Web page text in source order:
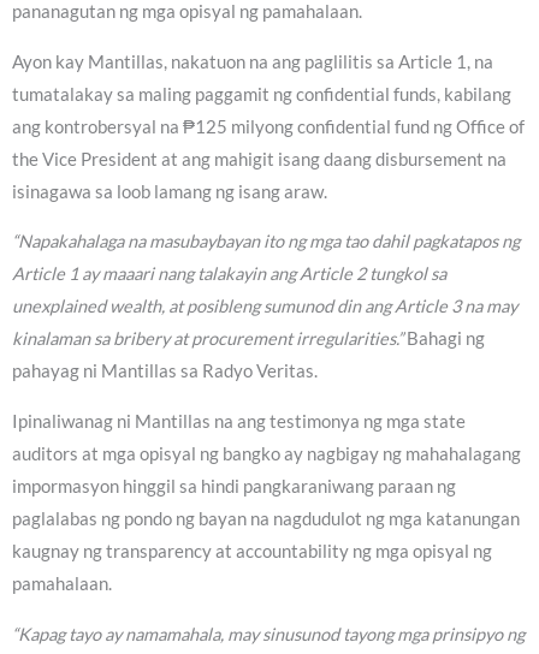
pananagutan ng mga opisyal ng pamahalaan.
Ayon kay Mantillas, nakatuon na ang paglilitis sa Article 1, na
tumatalakay sa maling paggamit ng confidential funds, kabilang
ang kontrobersyal na ₱125 milyong confidential fund ng Office of
the Vice President at ang mahigit isang daang disbursement na
isinagawa sa loob lamang ng isang araw.
“Napakahalaga na masubaybayan ito ng mga tao dahil pagkatapos ng
Article 1 ay maaari nang talakayin ang Article 2 tungkol sa
unexplained wealth, at posibleng sumunod din ang Article 3 na may
kinalaman sa bribery at procurement irregularities.”Bahagi ng
pahayag ni Mantillas sa Radyo Veritas.
Ipinaliwanag ni Mantillas na ang testimonya ng mga state
auditors at mga opisyal ng bangko ay nagbigay ng mahahalagang
impormasyon hinggil sa hindi pangkaraniwang paraan ng
paglalabas ng pondo ng bayan na nagdudulot ng mga katanungan
kaugnay ng transparency at accountability ng mga opisyal ng
pamahalaan.
“Kapag tayo ay namamahala, may sinusunod tayong mga prinsipyo ng